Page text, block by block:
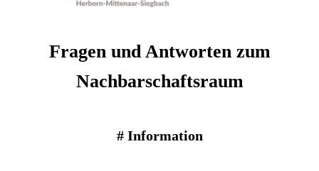
Fragen und Antworten zum
Nachbarschaftsraum
# Information